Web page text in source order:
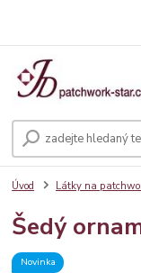
Úvod Látky na
Šedý
Novinka